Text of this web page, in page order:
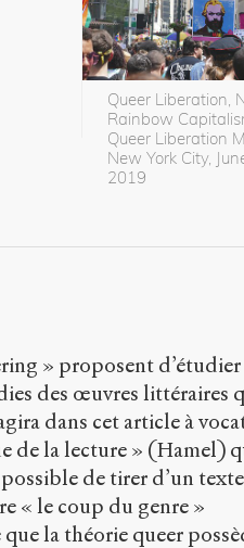
Queer Liberation,
Rainbow
Queer Liberation
New York City,
2019
» proposent d’étudier
des œuvres littéraires
dans cet article à
de la lecture » (Hamel)
de tirer d’un
« le coup du genre »
la théorie queer